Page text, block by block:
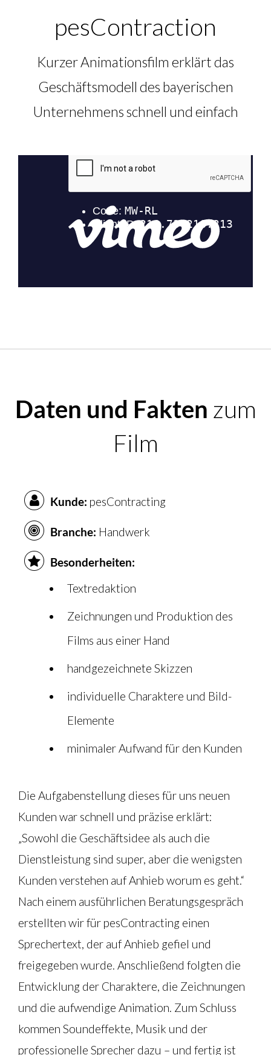
pesContraction
Kurzer Animationsfilm erklärt das
Geschäftsmodell des bayerischen
Unternehmens schnell und einfach
Daten und Fakten zum
Film
Kunde: pesContracting
Branche: Handwerk
Besonderheiten:
Textredaktion
Zeichnungen und Produktion des
Films aus einer Hand
handgezeichnete Skizzen
individuelle Charaktere und Bild-
Elemente
minimaler Aufwand für den Kunden
Die Aufgabenstellung dieses für uns neuen
Kunden war schnell und präzise erklärt:
„Sowohl die Geschäftsidee als auch die
Dienstleistung sind super, aber die wenigsten
Kunden verstehen auf Anhieb worum es geht.“
Nach einem ausführlichen Beratungsgespräch
erstellten wir für pesContracting einen
Sprechertext, der auf Anhieb gefiel und
freigegeben wurde. Anschließend folgten die
Entwicklung der Charaktere, die Zeichnungen
und die aufwendige Animation. Zum Schluss
kommen Soundeffekte, Musik und der
professionelle Sprecher dazu – und fertig ist